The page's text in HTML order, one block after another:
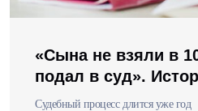
«Сына не взяли в
подал в суд».
Судебный процесс длится уже год